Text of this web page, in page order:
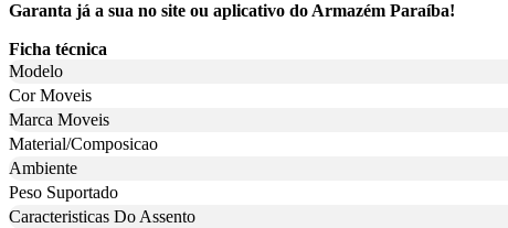
Garanta já a sua no site ou aplicativo do Armazém Paraíba!
Ficha técnica
Modelo
Cor Moveis
Marca Moveis
Material/Composicao
Ambiente
Peso Suportado
Caracteristicas Do Assento